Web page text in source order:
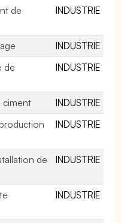
de
INDUSTRIE
INDUSTRIE
de
INDUSTRIE
ciment
INDUSTRIE
INDUSTRIE
de
INDUSTRIE
INDUSTRIE